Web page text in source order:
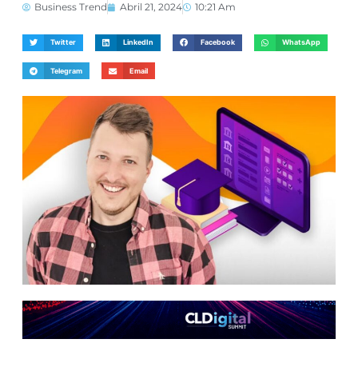
Business Trend Abril 21, 2024 10:21 Am
Twitter LinkedIn Facebook WhatsApp
Telegram Email